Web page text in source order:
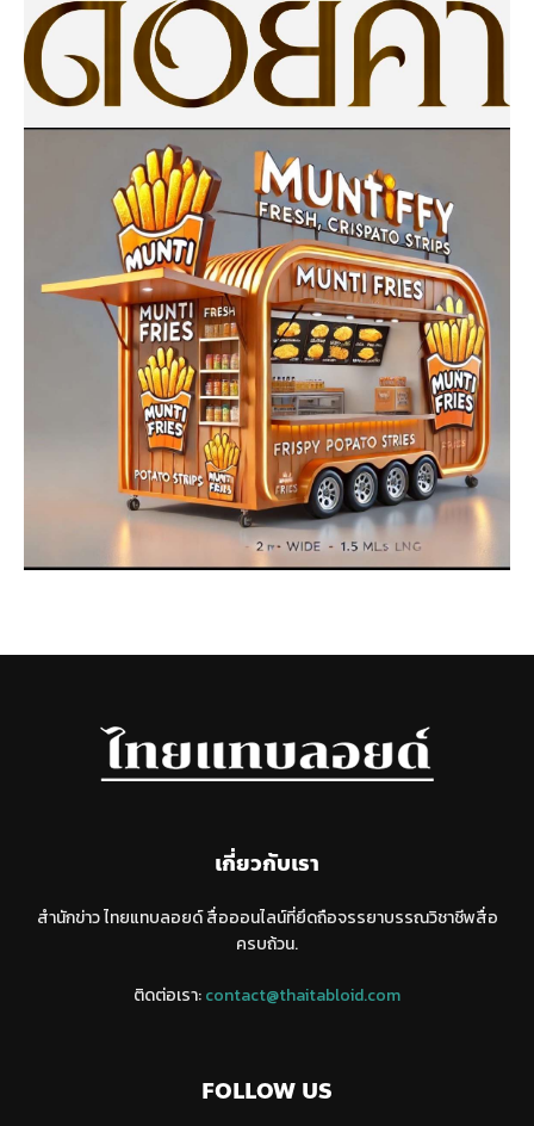
เกี่ยวกับเรา
สำนักข่าว ไทยแทบลอยด์ สื่อออนไลน์ที่ยึดถือจรรยาบรรณวิชาชีพสื่อ
ครบถ้วน.
ติดต่อเรา:contact@thaitabloid.com
FOLLOW US